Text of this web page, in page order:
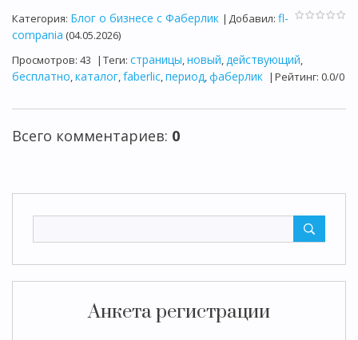
Анкета регистрации
Категория: Блог о бизнесе с Фаберлик | Добавил: fl-
compania (04.05.2026)
Просмотров: 43 | Теги: страницы,новый,действующий,
бесплатно,каталог,faberlic,период,фаберлик | Рейтинг: 0.0/0
Всего комментариев: 0